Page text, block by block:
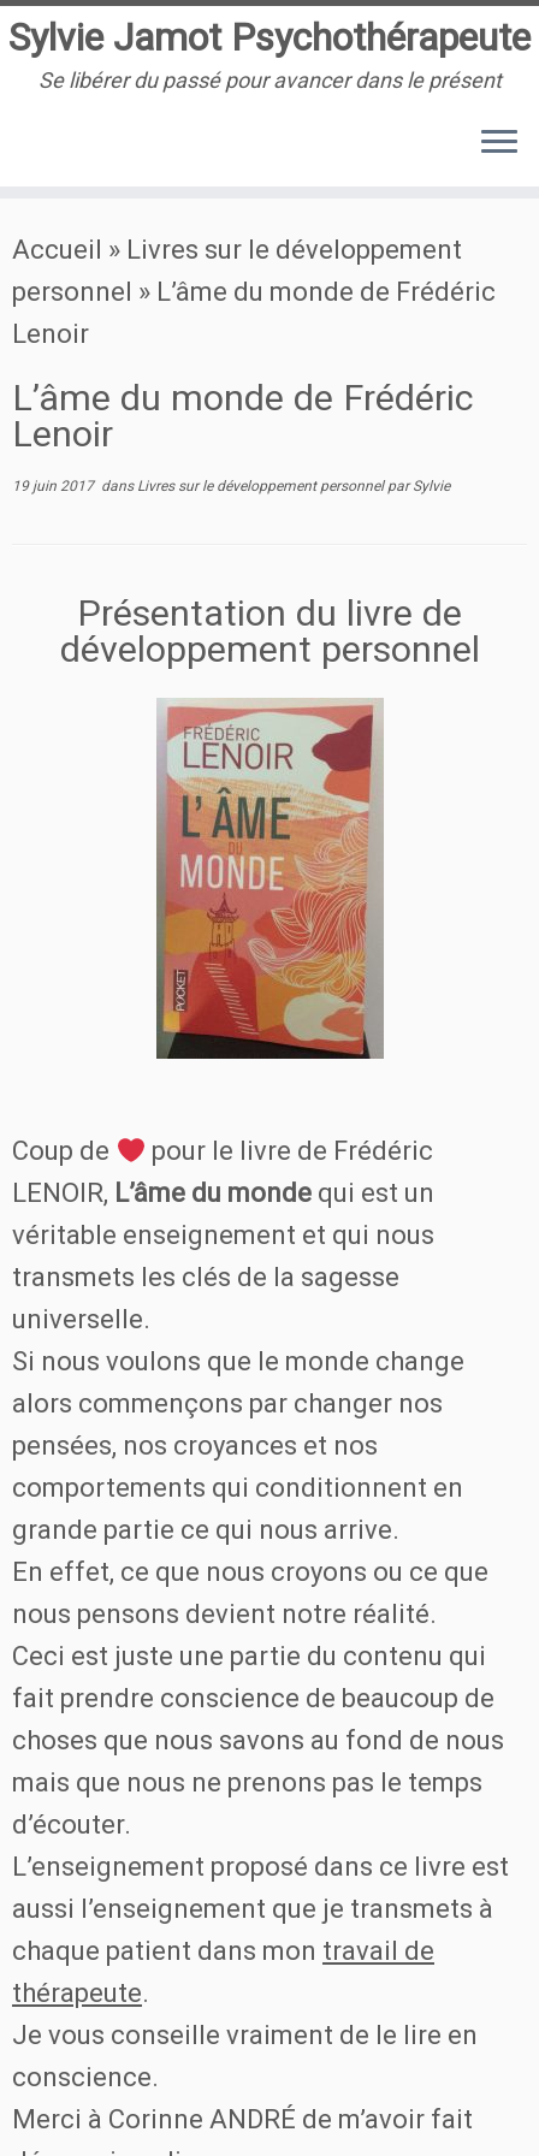
au
contenu
Sylvie Jamot Psychothérapeute
Se libérer du passé pour avancer dans le présent
Accueil » Livres sur le développement
personnel » L’âme du monde de Frédéric
Lenoir
L’âme du monde de Frédéric
Lenoir
19 juin 2017dans Livres sur le développement personnel parSylvie
Présentation du livre de
développement personnel
Coup de
pour le livre de Frédéric
LENOIR, L’âme du monde qui est un
véritable enseignement et qui nous
transmets les clés de la sagesse
universelle.
Si nous voulons que le monde change
alors commençons par changer nos
pensées, nos croyances et nos
comportements qui conditionnent en
grande partie ce qui nous arrive.
En effet, ce que nous croyons ou ce que
nous pensons devient notre réalité.
Ceci est juste une partie du contenu qui
fait prendre conscience de beaucoup de
choses que nous savons au fond de nous
mais que nous ne prenons pas le temps
d’écouter.
L’enseignement proposé dans ce livre est
aussi l’enseignement que je transmets à
chaque patient dans mon travail de
thérapeute.
Je vous conseille vraiment de le lire en
conscience.
Merci à Corinne ANDRÉ de m’avoir fait